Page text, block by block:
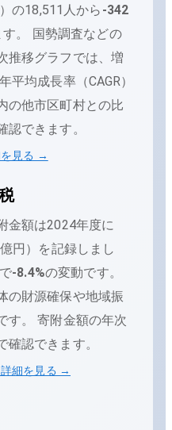
の18,511 人から -342
。
国勢調査などの
推移グラフでは、増
均成長率（CAGR）
の他市区町村との比
認できます。
見る →
金額は2024年度に
円 ）を記録しまし
-8.4%の変動です。
の財源確保や地域振
す。 寄附金額の年次
認できます。
細を見る →